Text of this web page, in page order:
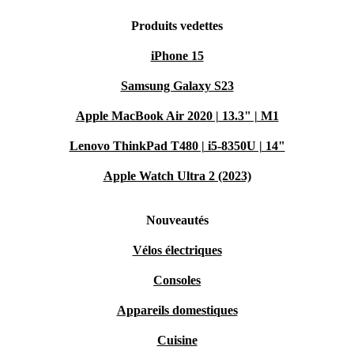
Produits vedettes
iPhone 15
Samsung Galaxy S23
Apple MacBook Air 2020 | 13.3" | M1
Lenovo ThinkPad T480 | i5-8350U | 14"
Apple Watch Ultra 2 (2023)
Nouveautés
Vélos électriques
Consoles
Appareils domestiques
Cuisine